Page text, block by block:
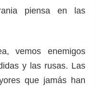
piensa en las
vemos enemigos
y las rusas. Las
que jamás han